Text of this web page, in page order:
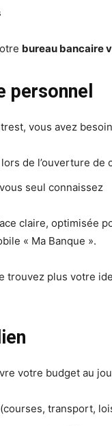
bureau bancaire
personnel
vous avez
de l’ouverture de
seul connaissez
claire, optimisée
« Ma Banque ».
trouvez plus votre
votre budget au
(courses, transport,